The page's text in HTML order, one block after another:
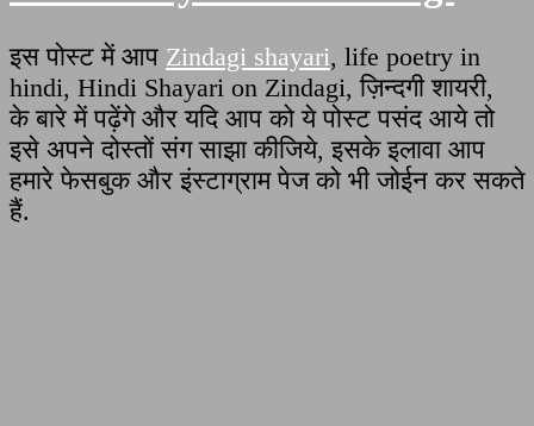
इस पोस्ट में आप Zindagi shayari, life poetry in
hindi, Hindi Shayari on Zindagi, ज़िन्दगी शायरी,
के बारे में पढ़ेंगे और यदि आप को ये पोस्ट पसंद आये तो
इसे अपने दोस्तों संग साझा कीजिये, इसके इलावा आप
हमारे फेसबुक और इंस्टाग्राम पेज को भी जोईन कर सकते
हैं.